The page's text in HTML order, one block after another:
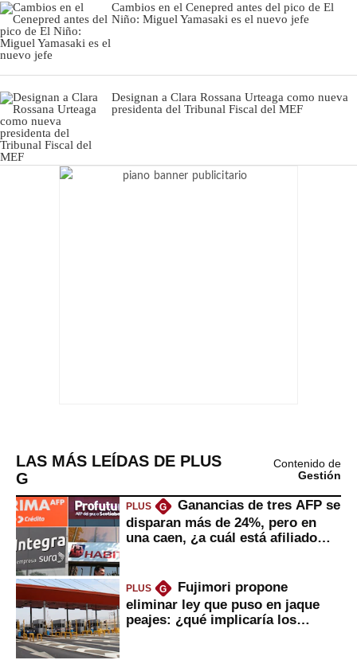
Cambios en el Cenepred antes del pico de El
Niño: Miguel Yamasaki es el nuevo jefe
Designan a Clara Rossana Urteaga como nueva
presidenta del Tribunal Fiscal del MEF
LAS MÁS LEÍDAS DE PLUS
G
Contenido de
Gestión
PLUS G
Ganancias de tres AFP se
disparan más de 24%, pero en
una caen, ¿a cuál está afiliado
PLUS G
Fujimori propone
eliminar ley que puso en jaque
peajes: ¿qué implicaría los